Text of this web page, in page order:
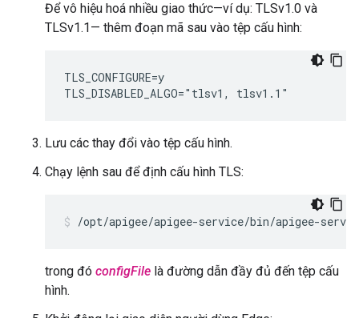
Để vô hiệu hoá nhiều giao thức—ví dụ: TLSv1.0 và
TLSv1.1— thêm đoạn mã sau vào tệp cấu hình:
TLS_CONFIGURE=y
TLS_DISABLED_ALGO="tlsv1, tlsv1.1"
Lưu các thay đổi vào tệp cấu hình.
Chạy lệnh sau để định cấu hình TLS:
/opt/apigee/apigee-service/bin/apigee-
trong đó configFile là đường dẫn đầy đủ đến tệp cấu
hình.